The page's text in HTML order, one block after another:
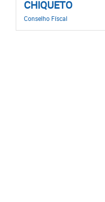
CHIQUETO
Conselho Físcal